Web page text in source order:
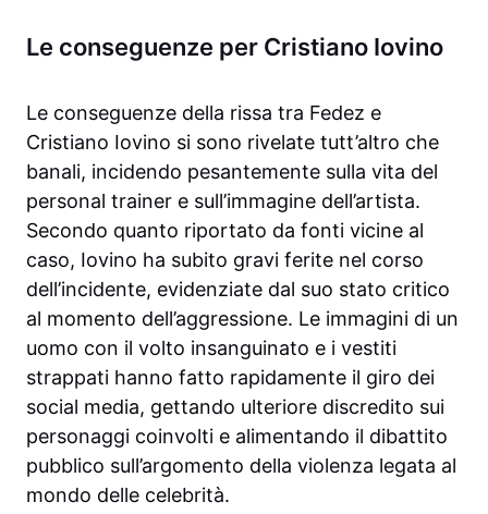
Le conseguenze per Cristiano Iovino
Le conseguenze della rissa tra Fedez e
Cristiano Iovino si sono rivelate tutt’altro che
banali, incidendo pesantemente sulla vita del
personal trainer e sull’immagine dell’artista.
Secondo quanto riportato da fonti vicine al
caso, Iovino ha subito gravi ferite nel corso
dell’incidente, evidenziate dal suo stato critico
al momento dell’aggressione. Le immagini di un
uomo con il volto insanguinato e i vestiti
strappati hanno fatto rapidamente il giro dei
social media, gettando ulteriore discredito sui
personaggi coinvolti e alimentando il dibattito
pubblico sull’argomento della violenza legata al
mondo delle celebrità.